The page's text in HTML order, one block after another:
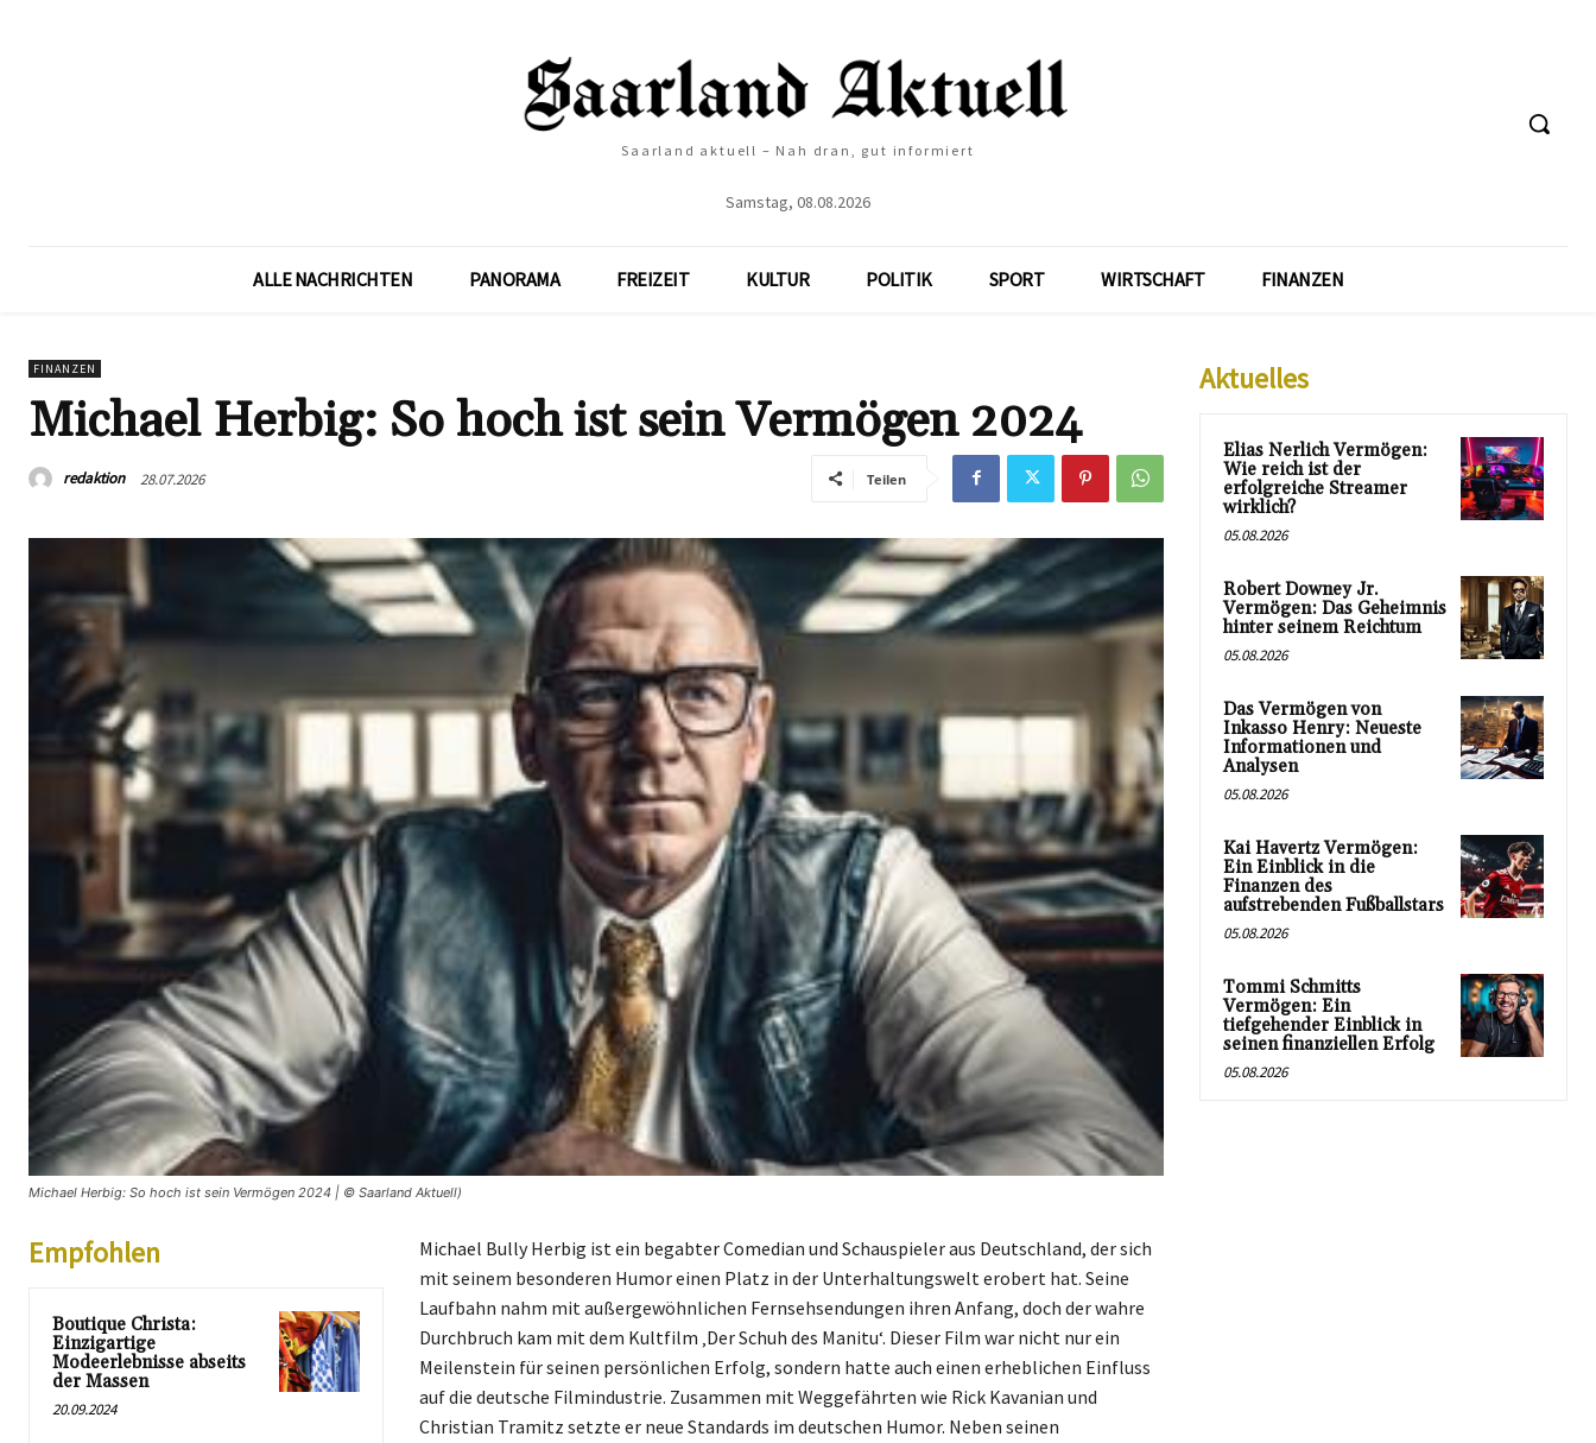
Saarland aktuell – Nah dran, gut informiert
Samstag, 08.08.2026
ALLE NACHRICHTEN PANORAMA FREIZEIT KULTUR POLITIK SPORT WIRTSCHAFT FINANZEN
FINANZEN
Michael Herbig: So hoch ist sein Vermögen 2024
redaktion 28.07.2026 Teilen
Michael Herbig: So hoch ist sein Vermögen 2024 | © Saarland Aktuell)
Empfohlen
Boutique Christa:
Einzigartige
Modeerlebnisse abseits
der Massen
20.09.2024
Michael Bully Herbig ist ein begabter Comedian und Schauspieler aus Deutschland, der sich
mit seinem besonderen Humor einen Platz in der Unterhaltungswelt erobert hat. Seine
Laufbahn nahm mit außergewöhnlichen Fernsehsendungen ihren Anfang, doch der wahre
Durchbruch kam mit dem Kultfilm ‚Der Schuh des Manitu‘. Dieser Film war nicht nur ein
Meilenstein für seinen persönlichen Erfolg, sondern hatte auch einen erheblichen Einfluss
auf die deutsche Filmindustrie. Zusammen mit Weggefährten wie Rick Kavanian und
Christian Tramitz setzte er neue Standards im deutschen Humor. Neben seinen
Aktuelles
Elias Nerlich Vermögen:
Wie reich ist der
erfolgreiche Streamer
wirklich?
05.08.2026
Robert Downey Jr.
Vermögen: Das Geheimnis
hinter seinem Reichtum
05.08.2026
Das Vermögen von
Inkasso Henry: Neueste
Informationen und
Analysen
05.08.2026
Kai Havertz Vermögen:
Ein Einblick in die
Finanzen des
aufstrebenden Fußballstars
05.08.2026
Tommi Schmitts
Vermögen: Ein
tiefgehender Einblick in
seinen finanziellen Erfolg
05.08.2026